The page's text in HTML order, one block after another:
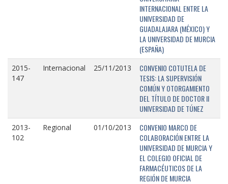
INTERNACIONAL ENTRE LA
UNIVERSIDAD DE
GUADALAJARA (MÉXICO) Y
LA UNIVERSIDAD DE MURCIA
(ESPAÑA)
2015-
147
Internacional 25/11/2013
CONVENIO COTUTELA DE
TESIS: LA SUPERVISIÓN
COMÚN Y OTORGAMIENTO
DEL TÍTULO DE DOCTOR II
UNIVERSIDAD DE TÚNEZ
2013-
102
Regional 01/10/2013
CONVENIO MARCO DE
COLABORACIÓN ENTRE LA
UNIVERSIDAD DE MURCIA Y
EL COLEGIO OFICIAL DE
FARMACÉUTICOS DE LA
REGIÓN DE MURCIA